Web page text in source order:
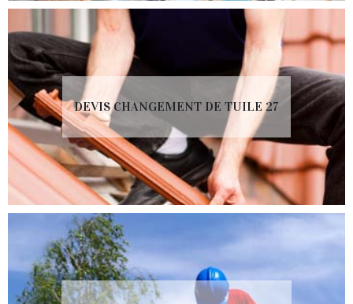
DEVIS CHANGEMENT DE TUILE 27